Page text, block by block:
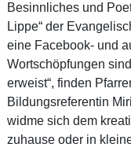
Besinnliches und
Lippe“ der
eine Facebook- und
Wortschöpfungen
erweist“, finden
Bildungsreferentin
widme sich dem
zuhause oder in